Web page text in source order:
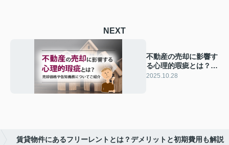
NEXT
不動産の売却に影響す
る心理的瑕疵とは？売
却価格や告知義務につ
2025.10.28
賃貸物件にあるフリーレントとは？デメリットと初期費用も解説